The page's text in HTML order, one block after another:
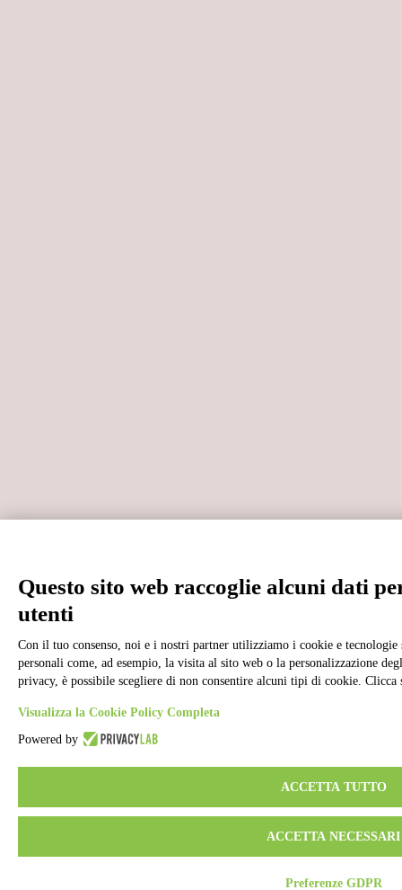
Questo sito web raccoglie alcuni dati
utenti
Con il tuo consenso, noi e i nostri partner utilizziamo i cookie e
personali come, ad esempio, la visita al sito web o la personalizzazione
privacy, è possibile scegliere di non consentire alcuni tipi di cookie. Clicca
Visualizza la Cookie Policy Completa
Powered by
ACCETTA TUTTO
ACCETTA NECESSARI
Preferenze GDPR